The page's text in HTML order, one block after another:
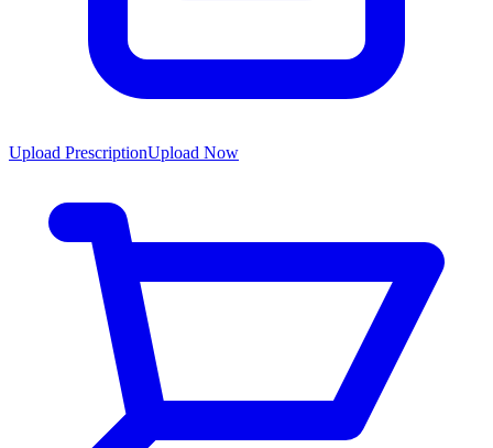
Upload PrescriptionUpload Now